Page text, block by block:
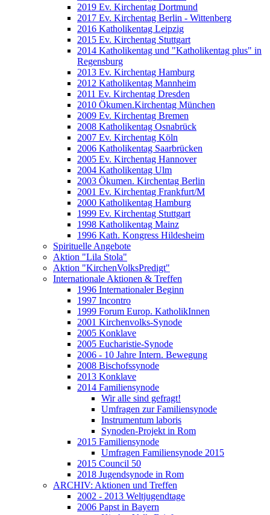
2019 Ev. Kirchentag Dortmund
2017 Ev. Kirchentag Berlin - Wittenberg
2016 Katholikentag Leipzig
2015 Ev. Kirchentag Stuttgart
2014 Katholikentag und "Katholikentag plus" in
Regensburg
2013 Ev. Kirchentag Hamburg
2012 Katholikentag Mannheim
2011 Ev. Kirchentag Dresden
2010 Ökumen.Kirchentag München
2009 Ev. Kirchentag Bremen
2008 Katholikentag Osnabrück
2007 Ev. Kirchentag Köln
2006 Katholikentag Saarbrücken
2005 Ev. Kirchentag Hannover
2004 Katholikentag Ulm
2003 Ökumen. Kirchentag Berlin
2001 Ev. Kirchentag Frankfurt/M
2000 Katholikentag Hamburg
1999 Ev. Kirchentag Stuttgart
1998 Katholikentag Mainz
1996 Kath. Kongress Hildesheim
Spirituelle Angebote
Aktion "Lila Stola"
Aktion "KirchenVolksPredigt"
Internationale Aktionen & Treffen
1996 Internationaler Beginn
1997 Incontro
1999 Forum Europ. KatholikInnen
2001 Kirchenvolks-Synode
2005 Konklave
2005 Eucharistie-Synode
2006 - 10 Jahre Intern. Bewegung
2008 Bischofssynode
2013 Konklave
2014 Familiensynode
Wir alle sind gefragt!
Umfragen zur Familiensynode
Instrumentum laboris
Synoden-Projekt in Rom
2015 Familiensynode
Umfragen Familiensynode 2015
2015 Council 50
2018 Jugendsynode in Rom
ARCHIV: Aktionen und Treffen
2002 - 2013 Weltjugendtage
2006 Papst in Bayern